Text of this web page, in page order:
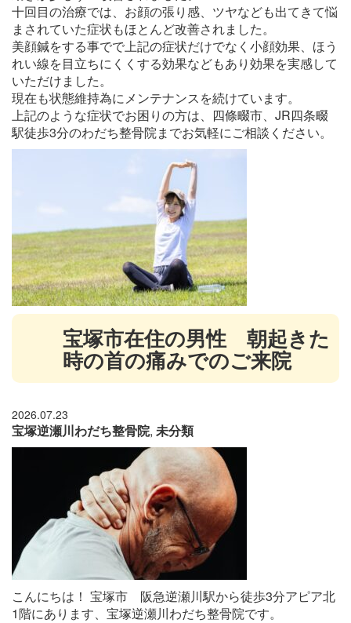
十回目の治療では、お顔の張り感、ツヤなども出てきて悩
まされていた症状もほとんど改善されました。
美顔鍼をする事でで上記の症状だけでなく小顔効果、ほう
れい線を目立ちにくくする効果などもあり効果を実感して
いただけました。
現在も状態維持為にメンテナンスを続けています。
上記のような症状でお困りの方は、四條畷市、JR四条畷
駅徒歩3分のわだち整骨院までお気軽にご相談ください。
宝塚市在住の男性 朝起きた
時の首の痛みでのご来院
2026.07.23
宝塚逆瀬川わだち整骨院, 未分類
こんにちは！ 宝塚市 阪急逆瀬川駅から徒歩3分アピア北
1階にあります、宝塚逆瀬川わだち整骨院です。